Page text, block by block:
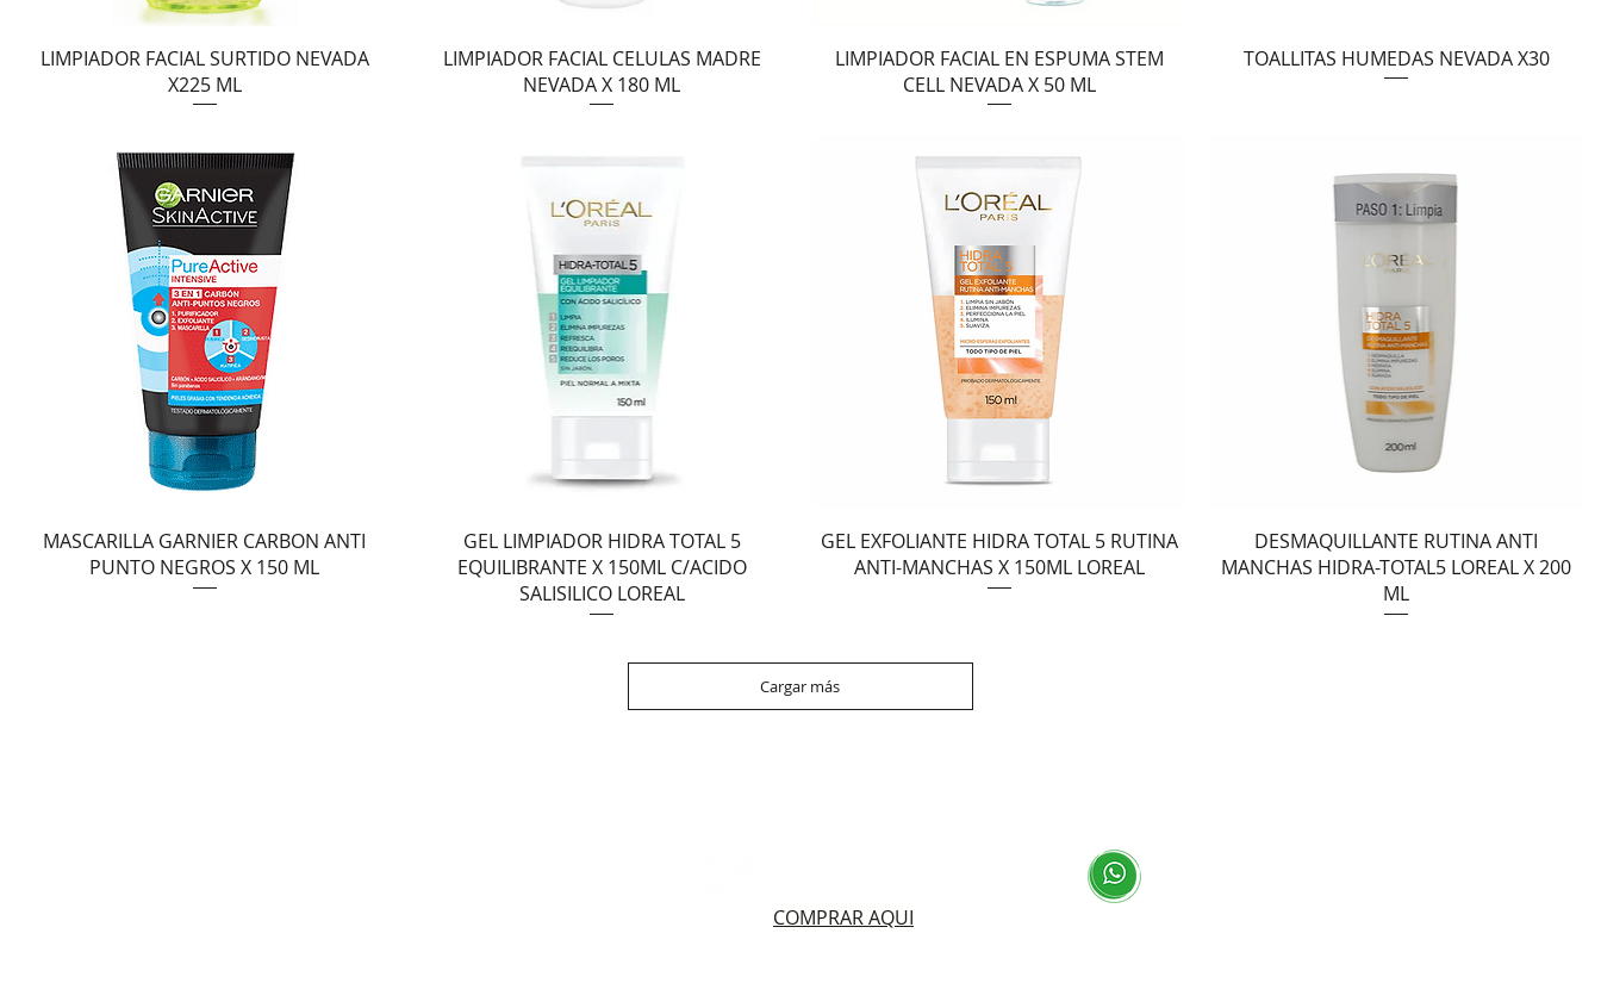
Vista rápida
LIMPIADOR FACIAL SURTIDO NEVADA
X225 ML
Vista rápida
LIMPIADOR FACIAL CELULAS MADRE
NEVADA X 180 ML
Vista rápida
LIMPIADOR FACIAL EN ESPUMA STEM
CELL NEVADA X 50 ML
Vista rápida
TOALLITAS HUMEDAS NEVADA X30
Vista rápida
MASCARILLA GARNIER CARBON ANTI
PUNTO NEGROS X 150 ML
Vista rápida
GEL LIMPIADOR HIDRA TOTAL 5
EQUILIBRANTE X 150ML C/ACIDO
SALISILICO LOREAL
Vista rápida
GEL EXFOLIANTE HIDRA TOTAL 5 RUTINA
ANTI-MANCHAS X 150ML LOREAL
Vista rápida
DESMAQUILLANTE RUTINA ANTI
MANCHAS HIDRA-TOTAL5 LOREAL X 200
ML
Cargar más
COMPRAR AQUI